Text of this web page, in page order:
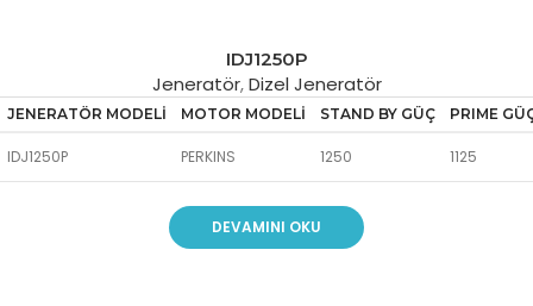
IDJ1250P
Jeneratör,Dizel Jeneratör
JENERATÖR MODELİ MOTOR MODELİ STAND BY GÜÇ PRIME
IDJ1250P PERKINS 1250 1125
DEVAMINI OKU